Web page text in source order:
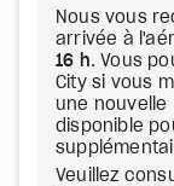
Nous vous
arrivée à
16 h. Vous
City si vous
une nouvelle
disponible
Veuillez